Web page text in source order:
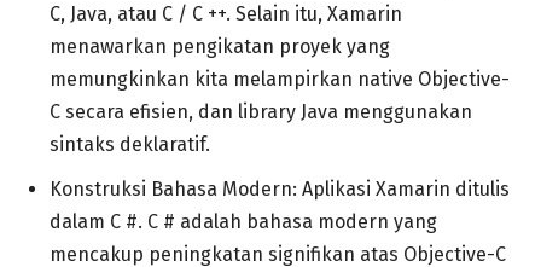
C, Java, atau C / C ++. Selain itu, Xamarin
menawarkan pengikatan proyek yang
memungkinkan kita melampirkan native Objective-
C secara efisien, dan library Java menggunakan
sintaks deklaratif.
Konstruksi Bahasa Modern: Aplikasi Xamarin ditulis
dalam C #. C # adalah bahasa modern yang
mencakup peningkatan signifikan atas Objective-C